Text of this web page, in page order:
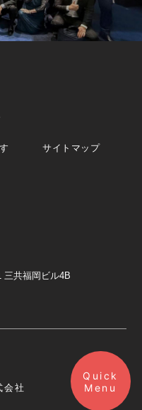
業務内容
Quick
Menu
サイトマップ
三共福岡ビル4B
社